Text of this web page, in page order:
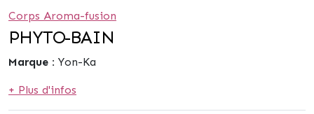
Corps Aroma-fusion
PHYTO-BAIN
Marque : Yon-Ka
+ Plus d'infos